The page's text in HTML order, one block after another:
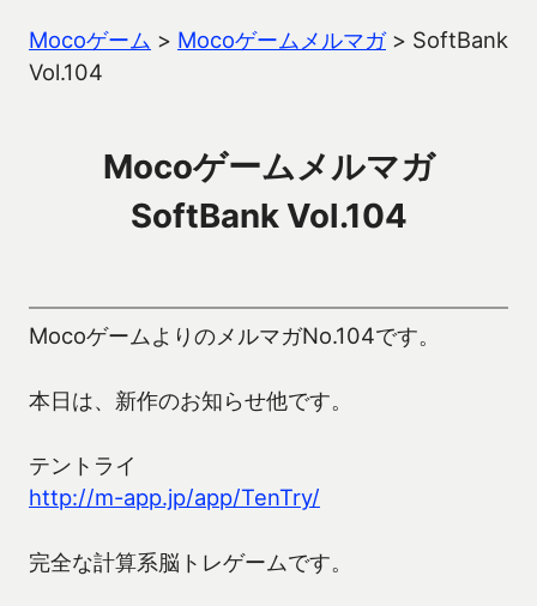
Mocoゲーム > Mocoゲームメルマガ> SoftBank
Vol.104
Mocoゲームメルマガ
SoftBank Vol.104
MocoゲームよりのメルマガNo.104です。
本日は、新作のお知らせ他です。
テントライ
http://m-app.jp/app/TenTry/
完全な計算系脳トレゲームです。